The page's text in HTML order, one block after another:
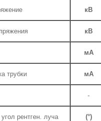
кВ
кВ
мА
трубки мА
-
рентген. луча (°)